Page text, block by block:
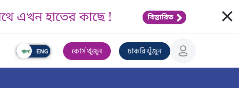
বাংলা ENG কোর্স খুজুন চাকরি খুঁজুন